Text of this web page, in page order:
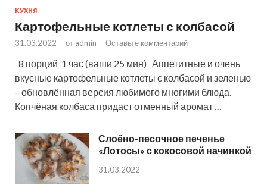
КУХНЯ
Картофельные котлеты с колбасой
31.03.2022 - от admin - Оставьте комментарий
8 порций 1 час (ваши 25 мин) Аппетитные и очень
вкусные картофельные котлеты с колбасой и зеленью
– обновлённая версия любимого многими блюда.
Копчёная колбаса придаст отменный аромат …
Слоёно-песочное печенье
«Лотосы» с кокосовой начинкой
31.03.2022